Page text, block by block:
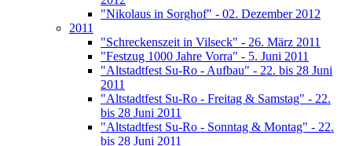
"Nikolaus in Sorghof" - 02. Dezember 2012
2011
"Schreckenszeit in Vilseck" - 26. März 2011
"Festzug 1000 Jahre Vorra" - 5. Juni 2011
"Altstadtfest Su-Ro - Aufbau" - 22. bis 28 Juni
2011
"Altstadtfest Su-Ro - Freitag & Samstag" - 22.
bis 28 Juni 2011
"Altstadtfest Su-Ro - Sonntag & Montag" - 22.
bis 28 Juni 2011